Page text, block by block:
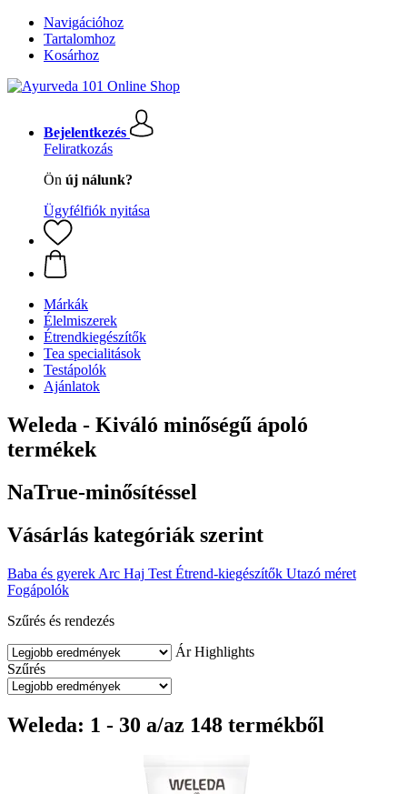
Navigációhoz
Tartalomhoz
Kosárhoz
Bejelentkezés
Feliratkozás
Ön új nálunk?
Ügyfélfiók nyitása
Márkák
Élelmiszerek
Étrendkiegészítők
Tea specialitások
Testápolók
Ajánlatok
Weleda - Kiváló minőségű ápoló
termékek
NaTrue-minősítéssel
Vásárlás kategóriák szerint
Baba és gyerek Arc Haj Test Étrend-kiegészítők Utazó méret
Fogápolók
Szűrés és rendezés
Ár Highlights
Szűrés
Weleda: 1 - 30 a/az 148 termékből